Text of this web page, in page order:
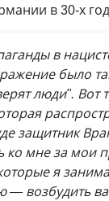
в 30-х
в
было
люди". Вот
защитник
ко мне за мои
я
— возбудить